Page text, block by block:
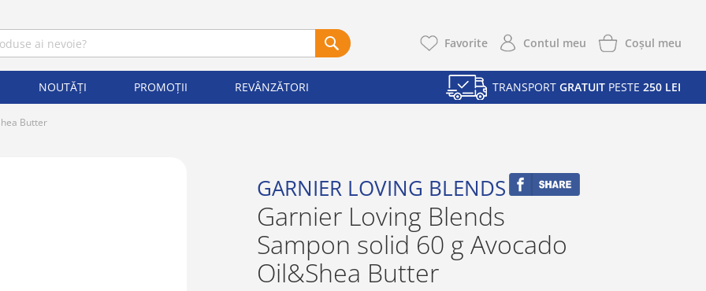
Favorite Contul meu Coşul meu
NOUTĂȚI PROMOȚII REVÂNZĂTORI TRANSPORT GRATUIT PESTE 250 LEI
Butter
GARNIER LOVING BLENDS
Garnier Loving Blends
Sampon solid 60 g Avocado
Oil&Shea Butter